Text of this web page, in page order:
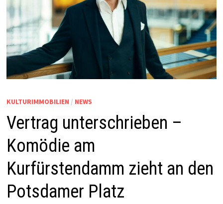
KULTURIMMOBILIEN / NEWS
Vertrag unterschrieben –
Komödie am
Kurfürstendamm zieht an den
Potsdamer Platz